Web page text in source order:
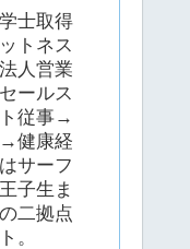
士取得
トネス
人営業
ールス
従事→
健康経
サーフ
子生ま
二拠点
。